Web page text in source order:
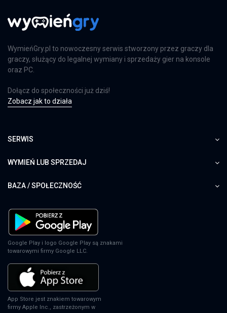
WymieńGry.pl to nowoczesny serwis stworzony przez graczy dla
graczy, służący do legalnej wymiany i sprzedaży gier na konsole
oraz PC.
Dołącz do społeczności już dziś!
Zobacz jak to działa
SERWIS
WYMIEŃ LUB SPRZEDAJ
BAZA / SPOŁECZNOŚĆ
Google Play i logo Google Play są znakami
towarowymi firmy Google LLC.
App Store jest znakiem towarowym
firmy Apple Inc., zastrzeżonym w